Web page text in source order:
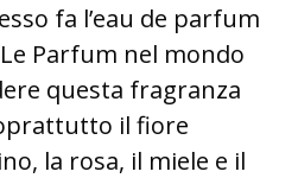
fa l’eau de parfum
Parfum nel mondo
questa fragranza
il fiore
la rosa, il miele e il